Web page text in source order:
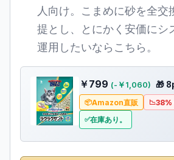
人向け。こまめに砂を全交
提とし、とにかく安価にシ
運用したいならこちら。
￥799 (-￥1,060) 🎁
Amazon直販
38%
在庫あり。